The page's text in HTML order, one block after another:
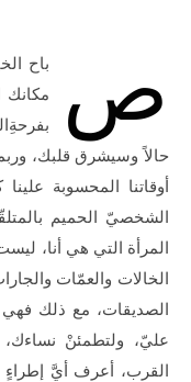
ص
باح
مكانك
حالاً وسيشرق قلبك،
أوقاتنا المحسوبة
الشخصيّ الحميم
المرأة التي هي أنا،
الخالات والعمّات
الصديقات، مع ذلك فهي
عليّ، ولتطمئنْ نساءك،
القرب، أعرف أيَّ إطراءٍ